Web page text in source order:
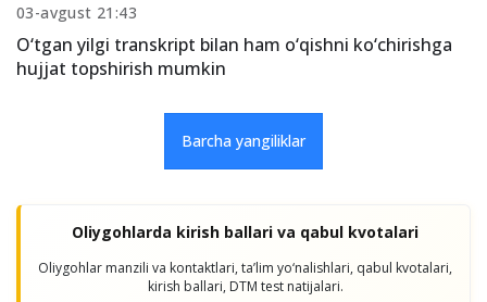
03-avgust 21:43
O‘tgan yilgi transkript bilan ham o‘qishni ko‘chirishga
hujjat topshirish mumkin
Barcha yangiliklar
Oliygohlarda kirish ballari va qabul kvotalari
Oliygohlar manzili va kontaktlari, taʼlim yo‘nalishlari, qabul kvotalari,
kirish ballari, DTM test natijalari.